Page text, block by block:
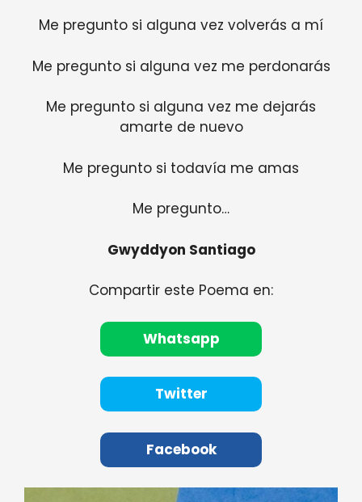
Me pregunto si alguna vez volverás a mí
Me pregunto si alguna vez me perdonarás
Me pregunto si alguna vez me dejarás
amarte de nuevo
Me pregunto si todavía me amas
Me pregunto…
Gwyddyon Santiago
Compartir este Poema en:
Whatsapp
Twitter
Facebook